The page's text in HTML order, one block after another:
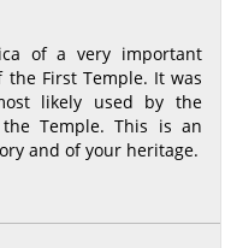
of a very important
First Temple. It was
likely used by the
Temple. This is an
and of your heritage.